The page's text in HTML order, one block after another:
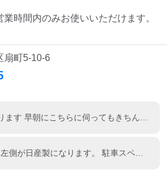
時間内のみお使いいただけます。
扇町5-10-6